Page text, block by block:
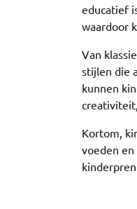
educatief
waardoor
Van
stijlen die
kunnen
Kortom,
voeden